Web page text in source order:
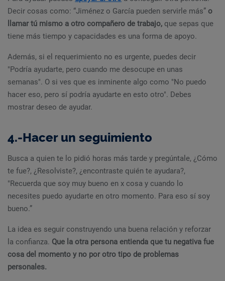
Decir cosas como: “Jiménez o García pueden servirle más” o
llamar tú mismo a otro compañero de trabajo, que sepas que
tiene más tiempo y capacidades es una forma de apoyo.
Además, si el requerimiento no es urgente, puedes decir
"Podría ayudarte, pero cuando me desocupe en unas
semanas". O si ves que es inminente algo como "No puedo
hacer eso, pero sí podría ayudarte en esto otro". Debes
mostrar deseo de ayudar.
4.-Hacer un seguimiento
Busca a quien te lo pidió horas más tarde y pregúntale, ¿Cómo
te fue?, ¿Resolviste?, ¿encontraste quién te ayudara?,
"Recuerda que soy muy bueno en x cosa y cuando lo
necesites puedo ayudarte en otro momento. Para eso sí soy
bueno.”
La idea es seguir construyendo una buena relación y reforzar
la confianza. Que la otra persona entienda que tu negativa fue
cosa del momento y no por otro tipo de problemas
personales.